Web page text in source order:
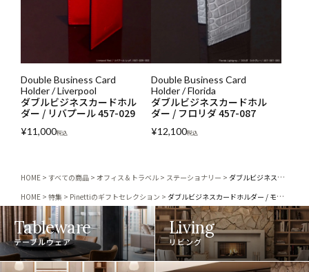
Double Business Card
Holder / Liverpool
ダブルビジネスカードホル
ダー / リバプール 457-029
¥11,000税込
Double Business Card
Holder / Florida
ダブルビジネスカードホル
ダー / フロリダ 457-087
¥12,100税込
HOME すべての商品 オフィス＆トラベル ステーショナリー
ダブルビジネスカードホルダー / モスクワ 457-142
HOME
特集 Pinettiのギフトセレクション ダブルビジネスカードホルダー / モスクワ 457-142
Tableware
テーブルウェア
Living
リビング